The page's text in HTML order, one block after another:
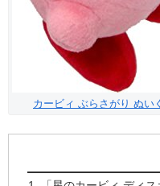
カービィ ぶらさがり ぬい